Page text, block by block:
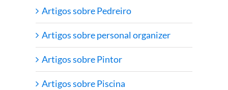
Artigos sobre Pedreiro
Artigos sobre personal organizer
Artigos sobre Pintor
Artigos sobre Piscina